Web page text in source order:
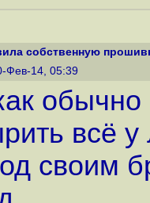
собственную
Фев-14, 05:39
обычно
всё
своим